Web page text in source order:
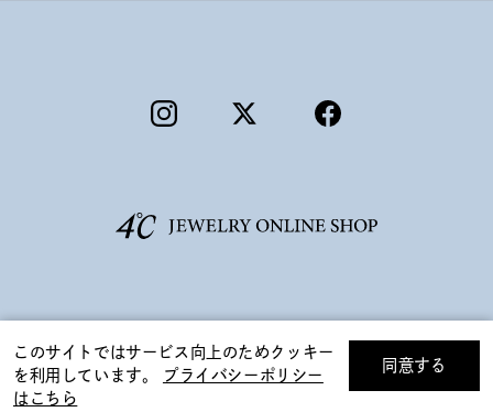
絞り込んで検索する
このサイトではサービス向上のためクッキー
を利用しています。
プライバシーポリシー
はこちら
同意する